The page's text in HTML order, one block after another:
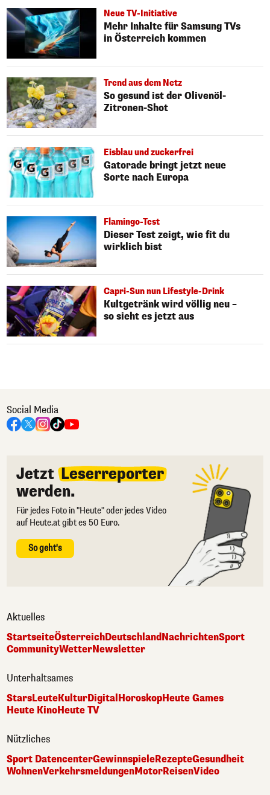
Neue TV-Initiative
Mehr Inhalte für Samsung TVs
in Österreich kommen
Trend aus dem Netz
So gesund ist der Olivenöl-
Zitronen-Shot
Eisblau und zuckerfrei
Gatorade bringt jetzt neue
Sorte nach Europa
Flamingo-Test
Dieser Test zeigt, wie fit du
wirklich bist
Capri-Sun nun Lifestyle-Drink
Kultgetränk wird völlig neu –
so sieht es jetzt aus
Social Media
Jetzt Leserreporter
werden.
Für jedes Foto in "Heute" oder jedes Video
auf Heute.at gibt es 50 Euro.
So geht's
Aktuelles
StartseiteÖsterreichDeutschlandNachrichtenSport
CommunityWetterNewsletter
Unterhaltsames
StarsLeuteKulturDigitalHoroskopHeute Games
Heute KinoHeute TV
Nützliches
Sport DatencenterGewinnspieleRezepteGesundheit
WohnenVerkehrsmeldungenMotorReisenVideo